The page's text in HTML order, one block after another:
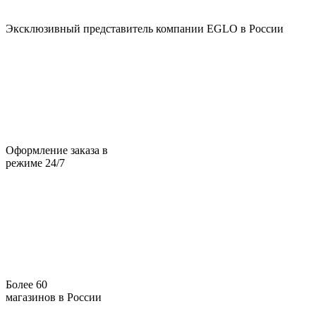
Эксклюзивный представитель компании EGLO в России
Оформление заказа в
режиме 24/7
Более 60
магазинов в России